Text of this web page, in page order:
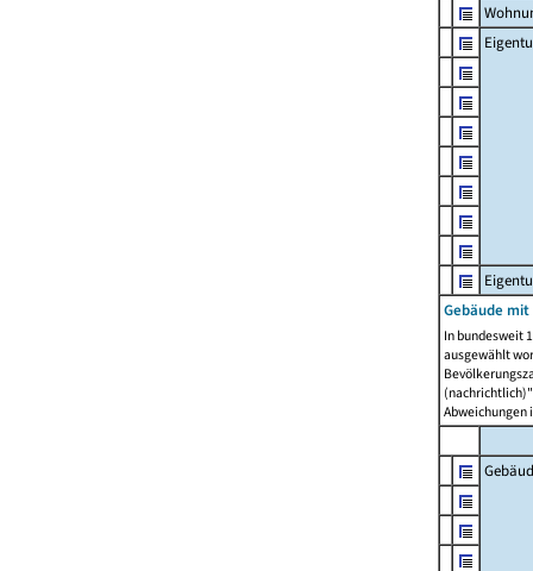
Gebäude
In bundesweit
ausgewählt
Abweichungen